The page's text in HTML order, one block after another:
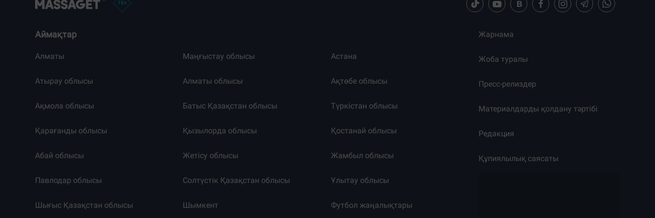
Аймақтар
Алматы Маңғыстау облысы Астана
Атырау облысы Алматы облысы Ақтөбе облысы
Ақмола облысы Батыс Қазақстан облысы Түркістан облысы
Қарағанды облысы Қызылорда облысы Қостанай облысы
Абай облысы Жетісу облысы Жамбыл облысы
Павлодар облысы Солтүстік Қазақстан облысы Ұлытау облысы
Шығыс Қазақстан облысы Шымкент Футбол жаңалықтары
Жарнама
Жоба туралы
Пресс-релиздер
Материалдарды қолдану тәртібі
Редакция
Құпиялылық саясаты